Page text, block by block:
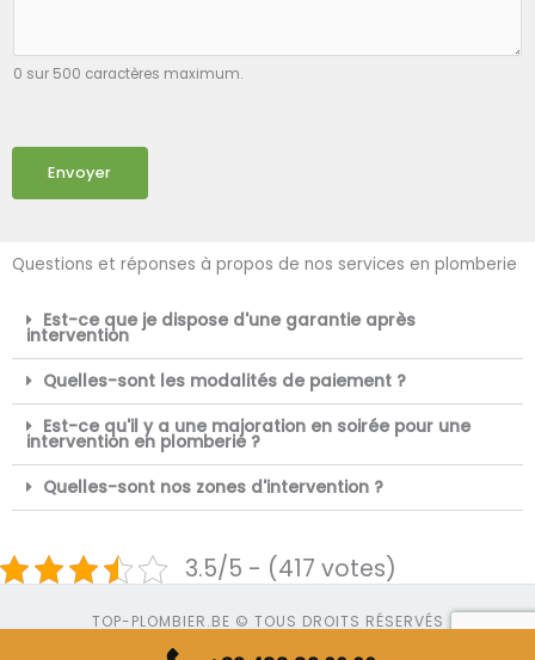
0 sur 500 caractères maximum.
Envoyer
Questions et réponses à propos de nos services en plomberie
Est-ce que je dispose d'une garantie après
intervention
Quelles-sont les modalités de paiement ?
Est-ce qu'il y a une majoration en soirée pour une
intervention en plomberie ?
Quelles-sont nos zones d'intervention ?
3.5/5 - (417 votes)
TOP-PLOMBIER.BE © TOUS DROITS RÉSERVÉS